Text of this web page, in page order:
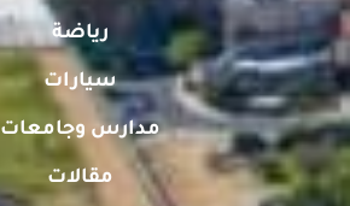
رياضة
سيارات
مدارس وجامعات
مقالات